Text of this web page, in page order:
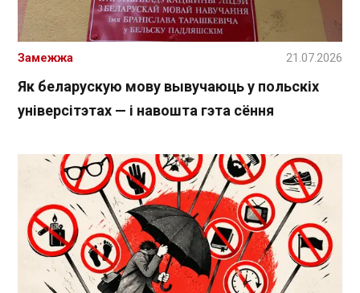
Як беларускую мову вывучаюць у польскіх
універсітэтах — і навошта гэта сёння
Замежжа 21.07.2026